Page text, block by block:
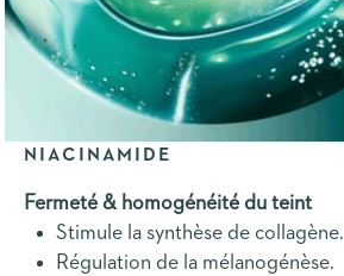
NIACINAMIDE
Fermeté & homogénéité du teint
Stimule la synthèse de collagène.
Régulation de la mélanogénèse.